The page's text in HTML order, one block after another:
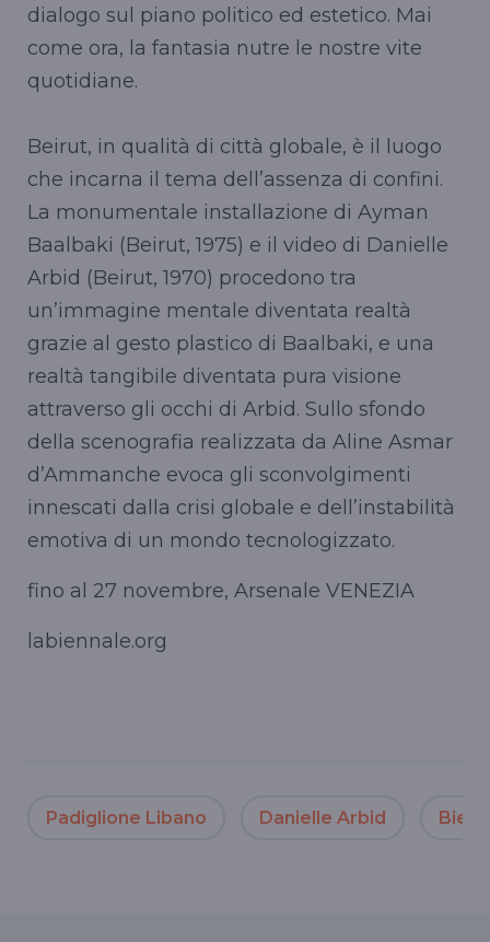
dialogo sul piano politico ed estetico. Mai
come ora, la fantasia nutre le nostre vite
quotidiane.
Beirut, in qualità di città globale, è il luogo
che incarna il tema dell’assenza di confini.
La monumentale installazione di Ayman
Baalbaki (Beirut, 1975) e il video di Danielle
Arbid (Beirut, 1970) procedono tra
un’immagine mentale diventata realtà
grazie al gesto plastico di Baalbaki, e una
realtà tangibile diventata pura visione
attraverso gli occhi di Arbid. Sullo sfondo
della scenografia realizzata da Aline Asmar
d’Ammanche evoca gli sconvolgimenti
innescati dalla crisi globale e dell’instabilità
emotiva di un mondo tecnologizzato.
fino al 27 novembre, Arsenale VENEZIA
labiennale.org
Padiglione Libano Danielle Arbid